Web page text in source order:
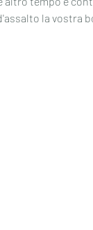
la vostra